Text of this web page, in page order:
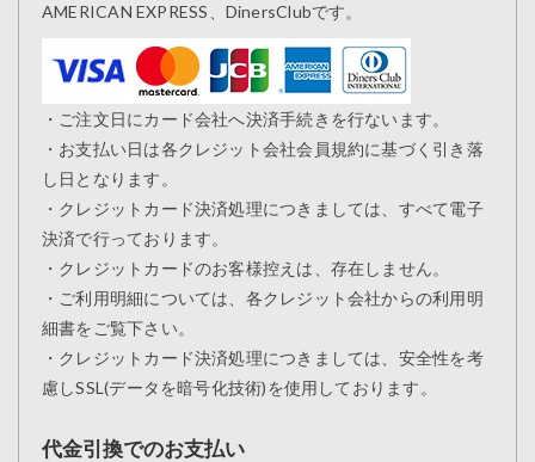
AMERICAN EXPRESS、DinersClubです。
・ご注文日にカード会社へ決済手続きを行ないます。
・お支払い日は各クレジット会社会員規約に基づく引き落
し日となります。
・クレジットカード決済処理につきましては、すべて電子
決済で行っております。
・クレジットカードのお客様控えは、存在しません。
・ご利用明細については、各クレジット会社からの利用明
細書をご覧下さい。
・クレジットカード決済処理につきましては、安全性を考
慮しSSL(データを暗号化技術)を使用しております。
代金引換でのお支払い